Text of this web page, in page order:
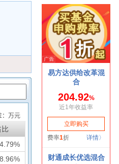
：万元
比
4.79%